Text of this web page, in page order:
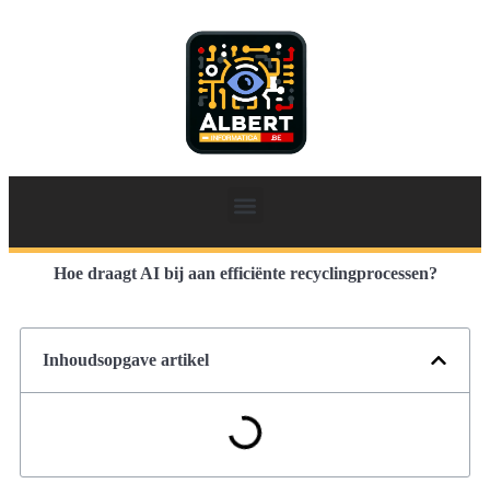
Hoe draagt AI bij aan efficiënte recyclingprocessen?
Inhoudsopgave artikel